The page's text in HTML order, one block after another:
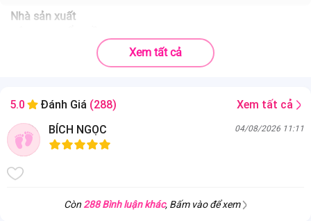
Nhà sản xuất
Xóm Yên Xuân , xã Diễn Phúc, huyện Diễn Châu, tỉnh Nghệ
Thành phần
nghiền và bột rau
Hạn sử dụng
8 tháng
Xem tất cả
5.0 Đánh Giá (288)
Xem tất cả
BÍCH NGỌC
04/08/2026 11:11
Còn 288 Bình luận khác, Bấm vào để xem